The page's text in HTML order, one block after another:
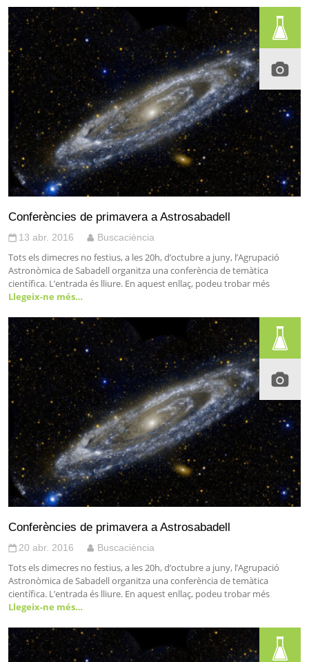
Conferències de primavera a Astrosabadell
13 abr. 2016 Buscaciència
Tots els dimecres no festius, a les 20h, d’octubre a juny, l’Agrupació
Astronòmica de Sabadell organitza una conferència de temàtica
científica. L’entrada és lliure. En aquest enllaç, podeu trobar més
Llegeix-ne més…
Conferències de primavera a Astrosabadell
20 abr. 2016 Buscaciència
Tots els dimecres no festius, a les 20h, d’octubre a juny, l’Agrupació
Astronòmica de Sabadell organitza una conferència de temàtica
científica. L’entrada és lliure. En aquest enllaç, podeu trobar més
Llegeix-ne més…